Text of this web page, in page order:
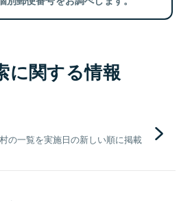
に関する情報
の一覧を実施日の新しい順に掲載